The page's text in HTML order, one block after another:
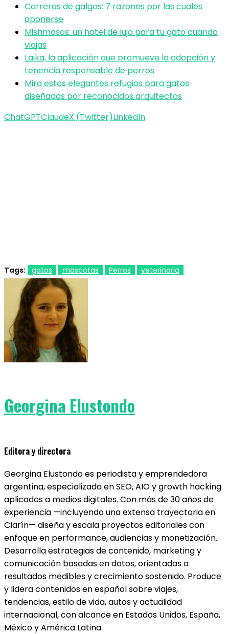
Carreras de galgos: 7 razones por las cuales
oponerse
Mishmosos: un hotel de lujo para tu gato cuando
viajas
Laika, la aplicación que promueve la adopción y
tenencia responsable de perros
Mira estos elegantes refugios para gatos
diseñados por reconocidos arquitectos
ChatGPTClaudeX (Twitter)LinkedIn
Tags: gatos mascotas Perros veterinaria
Georgina Elustondo
Editora y directora
Georgina Elustondo es periodista y emprendedora
argentina, especializada en SEO, AIO y growth hacking
aplicados a medios digitales. Con más de 30 años de
experiencia —incluyendo una extensa trayectoria en
Clarín— diseña y escala proyectos editoriales con
enfoque en performance, audiencias y monetización.
Desarrolla estrategias de contenido, marketing y
comunicación basadas en datos, orientadas a
resultados medibles y crecimiento sostenido. Produce
y lidera contenidos en español sobre viajes,
tendencias, estilo de vida, autos y actualidad
internacional, con alcance en Estados Unidos, España,
México y América Latina.